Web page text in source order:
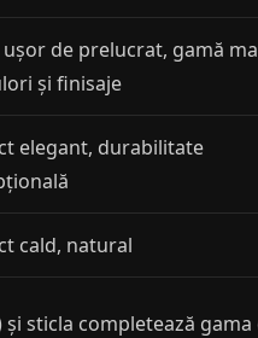
ușor de prelucrat, gamă
și finisaje
elegant, durabilitate
cald, natural
sticla completează